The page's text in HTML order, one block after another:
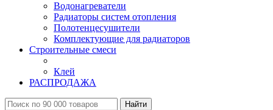
Водонагреватели
Радиаторы систем отопления
Полотенцесушители
Комплектующие для радиаторов
Строительные смеси
Клей
РАСПРОДАЖА
Найти